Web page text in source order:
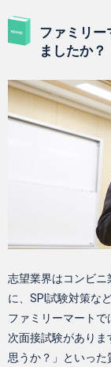
ファミリー
ましたか？
志望業界はコンビニ
に、SPI試験対策な
ファミリーマートで
次面接試験があり
思うか？」といっ